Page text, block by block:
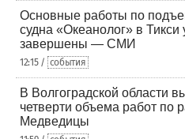
Основные работы по
судна «Океанолог» в
завершены — СМИ
12:15 / события
В Волгоградской области
четверти объема работ по
Медведицы